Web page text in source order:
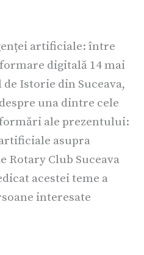
artificiale: între
digitală 14 mai
de Istorie din Suceava,
una dintre cele
ale prezentului:
asupra
Rotary Club Suceava
acestei teme a
interesate